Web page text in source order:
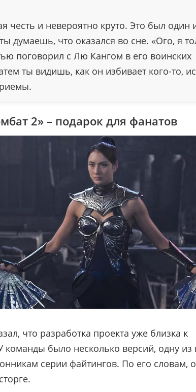
честь и невероятно круто. Это был один
думаешь, что оказался во сне. «Ого, я
поговорил с Лю Кангом в его воинских
ты видишь, как он избивает кого-то,
2» – подарок для фанатов
что разработка проекта уже близка к
было несколько версий, одну из
серии файтингов. По его словам,